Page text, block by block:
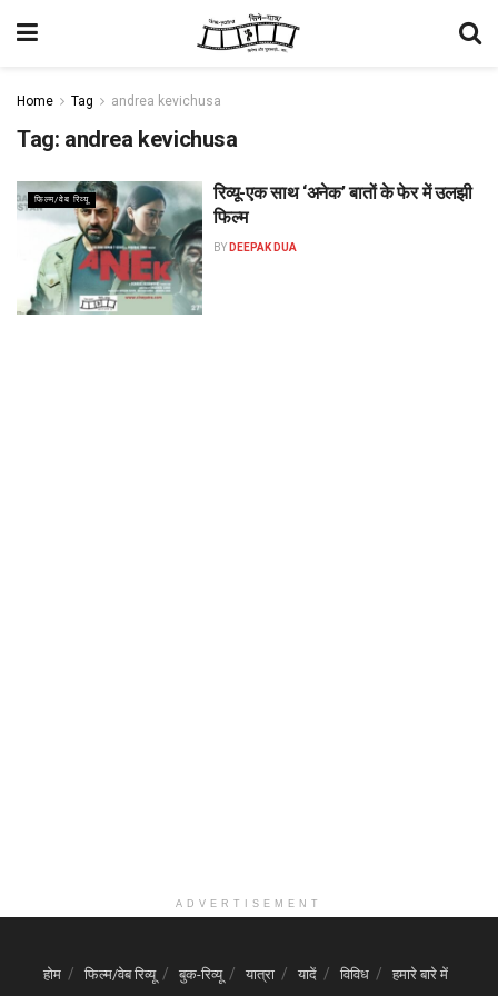
Home Tag andrea kevichusa
Tag: andrea kevichusa
फिल्म/वेब रिव्यू
रिव्यू-एक साथ ‘अनेक’ बातों के फेर में उलझी
फिल्म
BY DEEPAK DUA
ADVERTISEMENT
होम फिल्म/वेब रिव्यू बुक-रिव्यू यात्रा यादें विविध हमारे बारे में